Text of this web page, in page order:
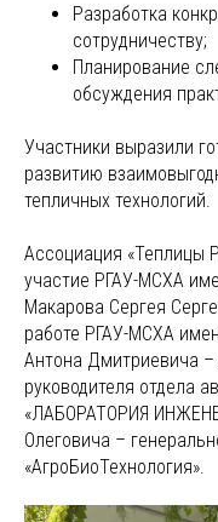
Разработка
сотрудничеству;
Планирование
обсуждения
Участники выразили
развитию
тепличных технологий.
Ассоциация «Теплицы
участие РГАУ-МСХА
Макарова Сергея
работе РГАУ-МСХА
Антона Дмитриевича –
руководителя отдела
«ЛАБОРАТОРИЯ
Олеговича –
«АгроБиоТехнология».